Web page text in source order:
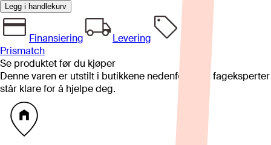
Legg i handlekurv
Finansiering
Levering
Prismatch
Se produktet før du kjøper
Denne varen er utstilt i butikkene nedenfor. Våre fageksperter
står klare for å hjelpe deg.